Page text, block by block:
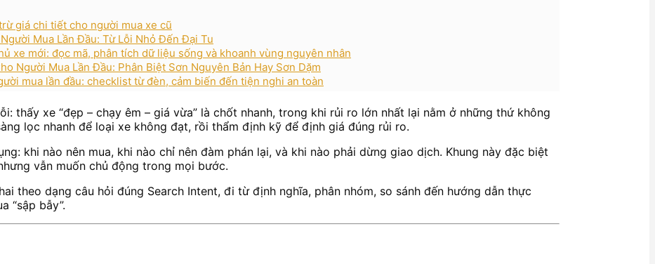
giá chi tiết cho người mua xe cũ
Mua Lần Đầu: Từ Lỗi Nhỏ Đến Đại Tu
xe mới: đọc mã, phân tích dữ liệu sống và khoanh vùng nguyên nhân
Người Mua Lần Đầu: Phân Biệt Sơn Nguyên Bản Hay Sơn Dặm
mua lần đầu: checklist từ đèn, cảm biến đến tiện nghi an toàn
thấy xe “đẹp – chạy êm – giá vừa” là chốt nhanh, trong khi rủi ro lớn nhất lại nằm ở những thứ không
lọc nhanh để loại xe không đạt, rồi thẩm định kỹ để định giá đúng rủi ro.
khi nào nên mua, khi nào chỉ nên đàm phán lại, và khi nào phải dừng giao dịch. Khung này đặc biệt
vẫn muốn chủ động trong mọi bước.
theo dạng câu hỏi đúng Search Intent, đi từ định nghĩa, phân nhóm, so sánh đến hướng dẫn thực
“sập bẫy”.